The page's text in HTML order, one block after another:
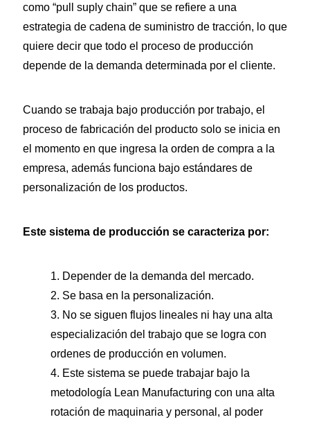
como “pull suply chain” que se refiere a una
estrategia de cadena de suministro de tracción, lo que
quiere decir que todo el proceso de producción
depende de la demanda determinada por el cliente.
Cuando se trabaja bajo producción por trabajo, el
proceso de fabricación del producto solo se inicia en
el momento en que ingresa la orden de compra a la
empresa, además funciona bajo estándares de
personalización de los productos.
Este sistema de producción se caracteriza por:
1. Depender de la demanda del mercado.
2. Se basa en la personalización.
3. No se siguen flujos lineales ni hay una alta
especialización del trabajo que se logra con
ordenes de producción en volumen.
4. Este sistema se puede trabajar bajo la
metodología Lean Manufacturing con una alta
rotación de maquinaria y personal, al poder